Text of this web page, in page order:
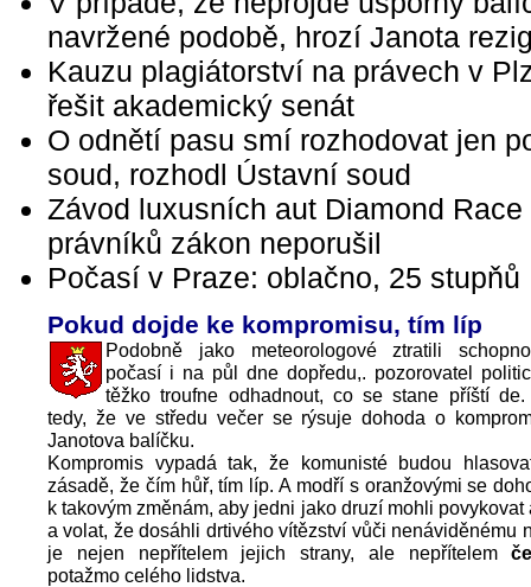
navržené podobě, hrozí Janota
Kauzu plagiátorství na právech v
řešit akademický senát
O odnětí pasu smí rozhodovat jen
soud, rozhodl Ústavní soud
Závod luxusních aut Diamond Race
právníků zákon neporušil
Počasí v Praze: oblačno, 25 stupňů
Pokud dojde ke kompromisu, tím líp
Podobně jako meteorologové ztratili
počasí i na půl dne dopředu,. pozorovatel
těžko troufne odhadnout, co se stane příští de.
tedy, že ve středu večer se rýsuje dohoda o
Janotova balíčku.
Kompromis vypadá tak, že komunisté budou
zásadě, že čím hůř, tím líp. A modří s oranžovými se
k takovým změnám, aby jedni jako druzí mohli povykovat
a volat, že dosáhli drtivého vítězství vůči nenáviděnému
je nejen nepřítelem jejich strany, ale nepřítelem
potažmo celého lidstva.